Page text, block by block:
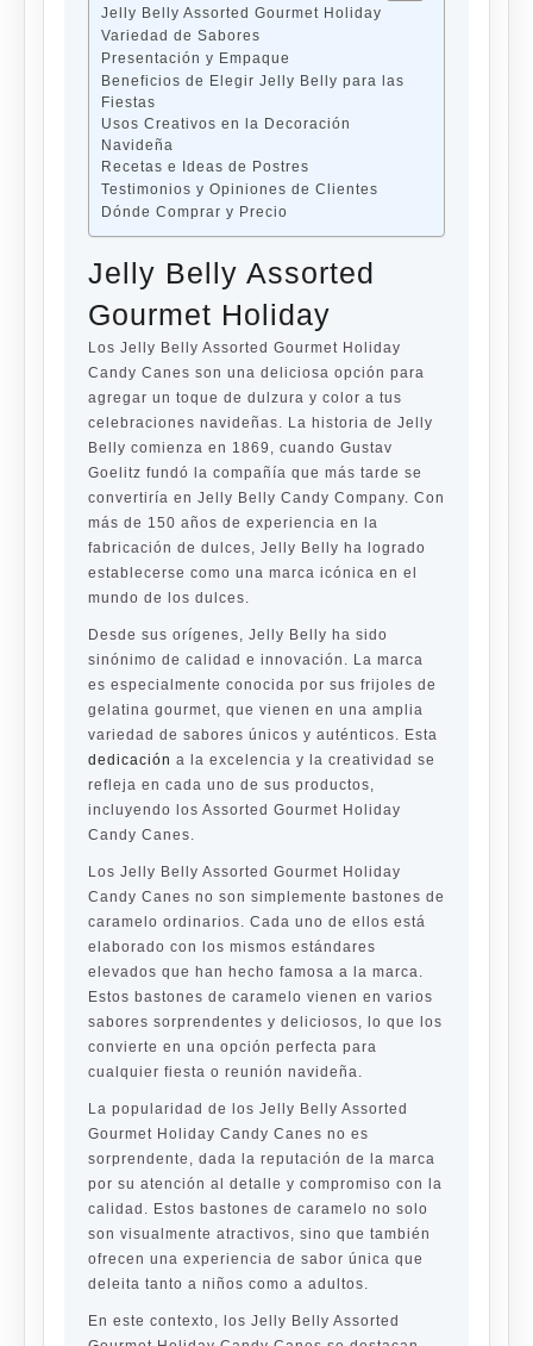
Jelly Belly Assorted Gourmet Holiday
Variedad de Sabores
Presentación y Empaque
Beneficios de Elegir Jelly Belly para las
Fiestas
Usos Creativos en la Decoración
Navideña
Recetas e Ideas de Postres
Testimonios y Opiniones de Clientes
Dónde Comprar y Precio
Jelly Belly Assorted
Gourmet Holiday
Los Jelly Belly Assorted Gourmet Holiday
Candy Canes son una deliciosa opción para
agregar un toque de dulzura y color a tus
celebraciones navideñas. La historia de Jelly
Belly comienza en 1869, cuando Gustav
Goelitz fundó la compañía que más tarde se
convertiría en Jelly Belly Candy Company. Con
más de 150 años de experiencia en la
fabricación de dulces, Jelly Belly ha logrado
establecerse como una marca icónica en el
mundo de los dulces.
Desde sus orígenes, Jelly Belly ha sido
sinónimo de calidad e innovación. La marca
es especialmente conocida por sus frijoles de
gelatina gourmet, que vienen en una amplia
variedad de sabores únicos y auténticos. Esta
dedicación a la excelencia y la creatividad se
refleja en cada uno de sus productos,
incluyendo los Assorted Gourmet Holiday
Candy Canes.
Los Jelly Belly Assorted Gourmet Holiday
Candy Canes no son simplemente bastones de
caramelo ordinarios. Cada uno de ellos está
elaborado con los mismos estándares
elevados que han hecho famosa a la marca.
Estos bastones de caramelo vienen en varios
sabores sorprendentes y deliciosos, lo que los
convierte en una opción perfecta para
cualquier fiesta o reunión navideña.
La popularidad de los Jelly Belly Assorted
Gourmet Holiday Candy Canes no es
sorprendente, dada la reputación de la marca
por su atención al detalle y compromiso con la
calidad. Estos bastones de caramelo no solo
son visualmente atractivos, sino que también
ofrecen una experiencia de sabor única que
deleita tanto a niños como a adultos.
En este contexto, los Jelly Belly Assorted